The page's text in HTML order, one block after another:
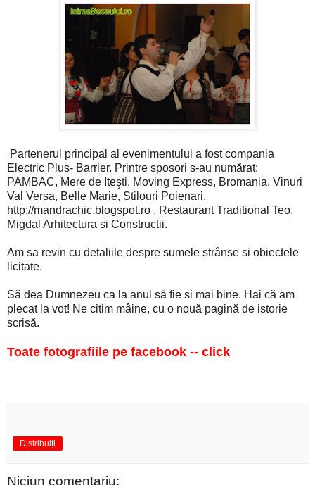
Partenerul principal al evenimentului a fost compania
Electric Plus- Barrier. Printre sposori s-au numărat:
PAMBAC, Mere de Iteşti, Moving Express, Bromania, Vinuri
Val Versa, Belle Marie, Stilouri Poienari,
http://mandrachic.blogspot.ro , Restaurant Traditional Teo,
Migdal Arhitectura si Constructii.
Am sa revin cu detaliile despre sumele strânse si obiectele
licitate.
Să dea Dumnezeu ca la anul să fie si mai bine. Hai că am
plecat la vot! Ne citim mâine, cu o nouă pagină de istorie
scrisă.
Toate fotografiile pe facebook -- click
Distribuiți
Niciun comentariu: